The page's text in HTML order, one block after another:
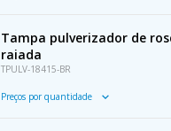
Tampa pulverizador de
raiada
TPULV-18415-BR
Preços por quantidade